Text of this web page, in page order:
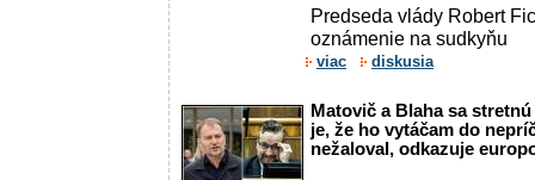
Predseda vlády Robert
oznámenie na sudkyňu
viac diskusia
Matovič a Blaha sa
je, že ho vytáčam do
nežaloval, odkazuje